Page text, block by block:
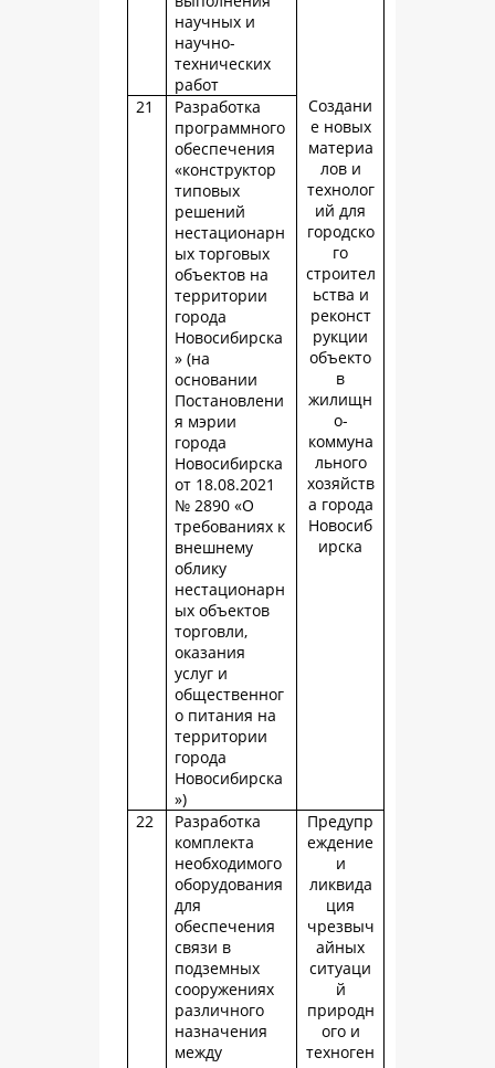
научных и
научно-
технических
работ
Создани
е новых
материа
лов и
технолог
ий для
городско
го
строител
ьства и
реконст
рукции
объекто
в
жилищн
о-
коммуна
льного
хозяйств
а города
Новосиб
ирска
21
Разработка
программного
обеспечения
«конструктор
типовых
решений
нестационарн
ых торговых
объектов на
территории
города
Новосибирска
» (на
основании
Постановлени
я мэрии
города
Новосибирска
от 18.08.2021
№ 2890 «О
требованиях к
внешнему
облику
нестационарн
ых объектов
торговли,
оказания
услуг и
общественног
о питания на
территории
города
Новосибирска
»)
22
Разработка
комплекта
необходимого
оборудования
для
обеспечения
связи в
подземных
сооружениях
различного
назначения
между
Предупр
еждение
и
ликвида
ция
чрезвыч
айных
ситуаци
й
природн
ого и
техноген